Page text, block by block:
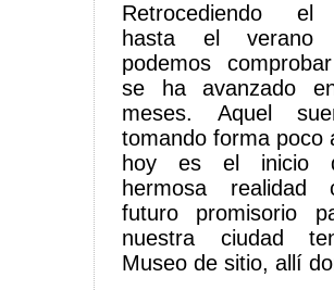
Retrocediendo el
hasta el verano
podemos
se ha avanzado
meses. Aquel
tomando forma poco
hoy es el inicio
hermosa realidad
futuro promisorio
nuestra ciudad
Museo de sitio, allí